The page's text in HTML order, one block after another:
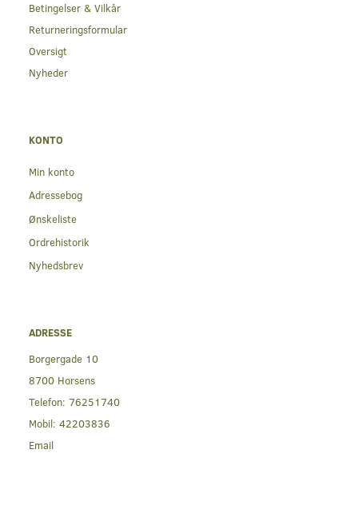
Betingelser & Vilkår
Returneringsformular
Oversigt
Nyheder
KONTO
Min konto
Adressebog
Ønskeliste
Ordrehistorik
Nyhedsbrev
ADRESSE
Borgergade 10
8700 Horsens
Telefon: 76251740
Mobil: 42203836
Email